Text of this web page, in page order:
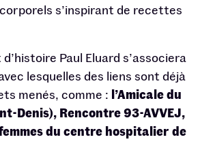
s’inspirant de recettes
Paul Eluard s’associera
lesquelles des liens sont déjà
menés, comme : l’Amicale du
Denis), Rencontre 93-AVVEJ,
du centre hospitalier de